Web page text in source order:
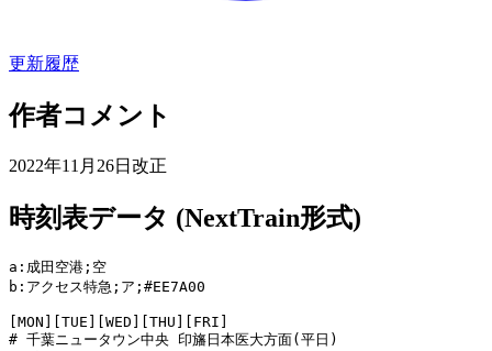
更新履歴
作者コメント
2022年11月26日改正
時刻表データ (NextTrain形式)
a:成田空港;空
b:アクセス特急;ア;#EE7A00
[MON][TUE][WED][THU][FRI]
# 千葉ニュータウン中央 印旛日本医大方面(平日)